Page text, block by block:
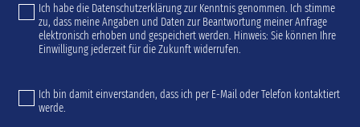
Ich habe die Datenschutzerklärungzur Kenntnis genommen. Ich stimme
zu, dass meine Angaben und Daten zur Beantwortung meiner Anfrage
elektronisch erhoben und gespeichert werden. Hinweis: Sie können Ihre
Einwilligung jederzeit für die Zukunft widerrufen.
Ich bin damit einverstanden, dass ich per E-Mail oder Telefon kontaktiert
werde.